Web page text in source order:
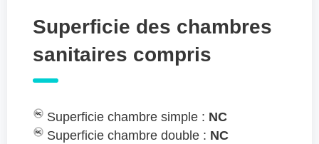
Superficie des chambres
sanitaires compris
Superficie chambre simple : NC
Superficie chambre double : NC